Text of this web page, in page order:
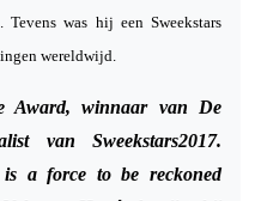
was hij een Sweekstars
wereldwijd.
Award, winnaar van De
van Sweekstars2017.
a force to be reckoned